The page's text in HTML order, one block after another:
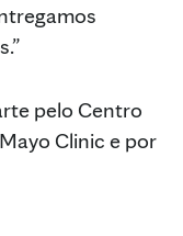
pelo Centro
Clinic e por